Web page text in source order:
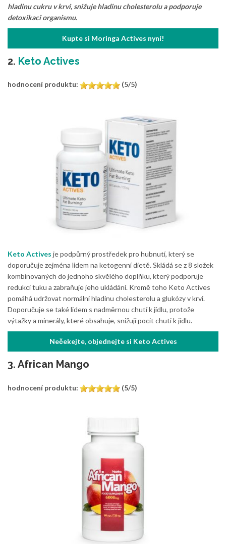
hladinu cukru v krvi, snižuje hladinu cholesterolu a podporuje
detoxikaci organismu.
Kupte si Moringa Actives nyní!
2. Keto Actives
hodnocení produktu: (5/5)
Keto Actives je podpůrný prostředek pro hubnutí, který se
doporučuje zejména lidem na ketogenní dietě. Skládá se z 8 složek
kombinovaných do jednoho skvělého doplňku, který podporuje
redukci tuku a zabraňuje jeho ukládání. Kromě toho Keto Actives
pomáhá udržovat normální hladinu cholesterolu a glukózy v krvi.
Doporučuje se také lidem s nadměrnou chutí k jídlu, protože
výtažky a minerály, které obsahuje, snižují pocit chuti k jídlu.
Nečekejte, objednejte si Keto Actives
3. African Mango
hodnocení produktu: (5/5)